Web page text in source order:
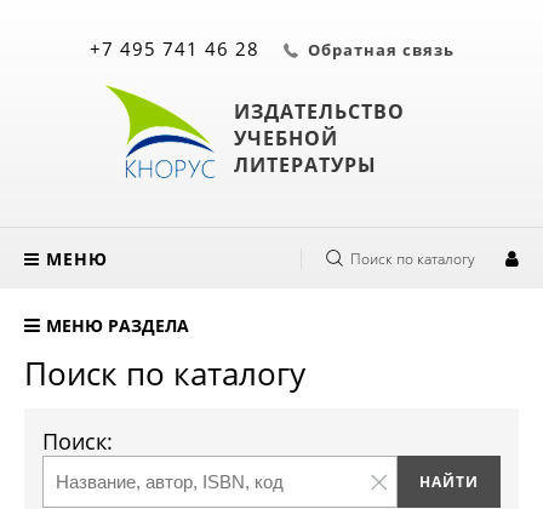
ИЗДАТЕЛЬСТВО
УЧЕБНОЙ
ЛИТЕРАТУРЫ
+7 495 741 46 28 Обратная связь
МЕНЮ Поиск по каталогу
МЕНЮ РАЗДЕЛА
Поиск по каталогу
Поиск: